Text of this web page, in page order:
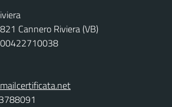
Cannero Riviera (VB)